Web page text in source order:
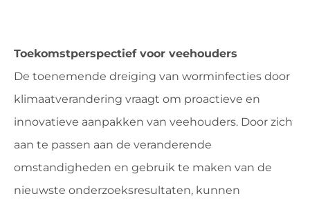
Toekomstperspectief voor veehouders
De toenemende dreiging van worminfecties door
klimaatverandering vraagt om proactieve en
innovatieve aanpakken van veehouders. Door zich
aan te passen aan de veranderende
omstandigheden en gebruik te maken van de
nieuwste onderzoeksresultaten, kunnen